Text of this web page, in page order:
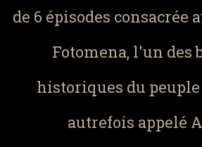
de 6 épisodes consacrée
Fotomena, l'un des
historiques du
autrefois appelé